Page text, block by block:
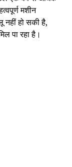
मशीन
हो सकी है,
पा रहा है।